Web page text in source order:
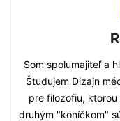
Som spolumajiteľ a
Študujem Dizajn
pre filozofiu,
druhým "koníčkom"